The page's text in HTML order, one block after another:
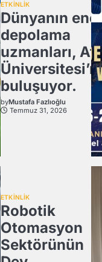
ETKİNLİK
Dünyanın
depolama
uzmanları,
buluşuyor.
byMustafa Fazlıoğlu
Temmuz 31, 2026
ETKİNLİK
Robotik
Otomasyon
Sektörünün